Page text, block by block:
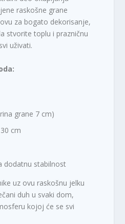
raskošne grane
za bogato dekorisanje,
stvorite toplu i prazničnu
uživati.
grane 7 cm)
cm
dodatnu stabilnost
uz ovu raskošnu jelku
duh u svaki dom,
kojoj će se svi